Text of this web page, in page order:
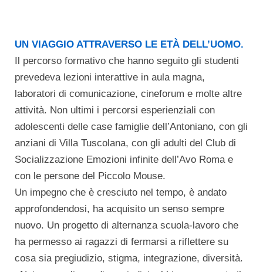
UN VIAGGIO ATTRAVERSO LE ETÀ DELL’UOMO.
Il percorso formativo che hanno seguito gli studenti
prevedeva lezioni interattive in aula magna,
laboratori di comunicazione, cineforum e molte altre
attività. Non ultimi i percorsi esperienziali con
adolescenti delle case famiglie dell’Antoniano, con gli
anziani di Villa Tuscolana, con gli adulti del Club di
Socializzazione Emozioni infinite dell’Avo Roma e
con le persone del Piccolo Mouse.
Un impegno che è cresciuto nel tempo, è andato
approfondendosi, ha acquisito un senso sempre
nuovo. Un progetto di alternanza scuola-lavoro che
ha permesso ai ragazzi di fermarsi a riflettere su
cosa sia pregiudizio, stigma, integrazione, diversità.